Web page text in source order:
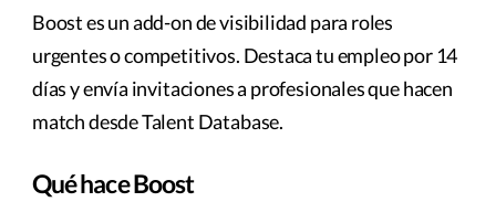
Boost es un add-on de visibilidad para roles
urgentes o competitivos. Destaca tu empleo por 14
días y envía invitaciones a profesionales que hacen
match desde Talent Database.
Qué hace Boost